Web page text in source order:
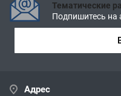
Тематические
Подпишитесь на
Адрес